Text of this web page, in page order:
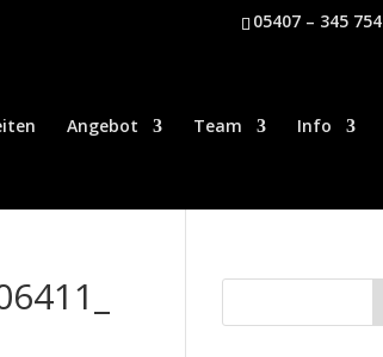
05407 – 345 754
Angebot Team Info